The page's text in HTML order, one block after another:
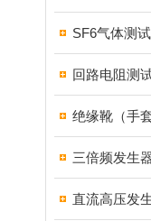
SF6气体测
回路电阻测
绝缘靴（手
三倍频发生
直流高压发